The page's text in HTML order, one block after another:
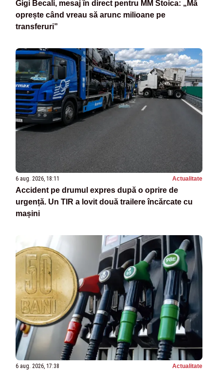
Gigi Becali, mesaj în direct pentru MM Stoica: „Mă
oprește când vreau să arunc milioane pe
transferuri”
6 aug. 2026, 18:11 Actualitate
Accident pe drumul expres după o oprire de
urgență. Un TIR a lovit două trailere încărcate cu
mașini
6 aug. 2026, 17:38 Actualitate